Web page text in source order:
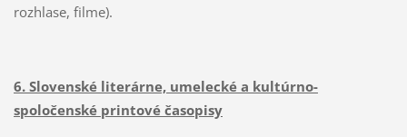
rozhlase, filme).
6. Slovenské literárne, umelecké a kultúrno-
spoločenské printové časopisy